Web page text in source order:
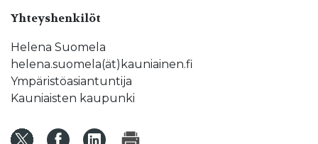
Yhteyshenkilöt
Helena Suomela
helena.suomela(ät)kauniainen.fi
Ympäristöasiantuntija
Kauniaisten kaupunki